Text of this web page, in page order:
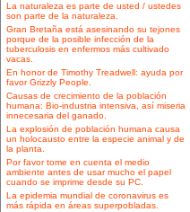
La naturaleza es parte de usted / ustedes
son parte de la naturaleza.
Gran Bretaña está asesinando su tejones
porque de la posible infección de la
tuberculosis en enfermos más cultivado
vacas.
En honor de Timothy Treadwell: ayuda por
favor Grizzly People.
Causas de crecimiento de la población
humana: Bio-industria intensiva, así miseria
innecesaria del ganado.
La explosión de población humana causa
un holocausto entre la especie animal y de
la planta.
Por favor tome en cuenta el medio
ambiente antes de usar mucho el papel
cuando se imprime desde su PC.
La epidemia mundial de coronavirus es
más rápida en áreas superpobladas.